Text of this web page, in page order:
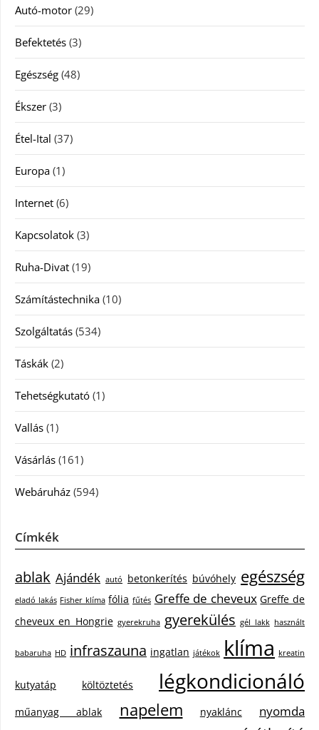
Autó-motor (29)
Befektetés (3)
Egészség (48)
Ékszer (3)
Étel-Ital (37)
Europa (1)
Internet (6)
Kapcsolatok (3)
Ruha-Divat (19)
Számítástechnika (10)
Szolgáltatás (534)
Táskák (2)
Tehetségkutató (1)
Vallás (1)
Vásárlás (161)
Webáruház (594)
Címkék
ablak Ajándék autó betonkerítés búvóhely egészség
eladó lakás Fisher klíma fólia fűtés Greffe de cheveux Greffe de
cheveux en Hongrie gyerekruha gyerekülés gél lakk használt
babaruha HD infraszauna ingatlan játékok klíma kreatin
kutyatáp költöztetés légkondicionáló
műanyag ablak napelem nyaklánc nyomda